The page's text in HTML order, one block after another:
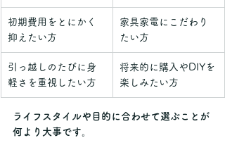
初期費用をとにかく
抑えたい方
家具家電にこだわり
たい方
引っ越しのたびに身
軽さを重視したい方
将来的に購入やDIYを
楽しみたい方
ライフスタイルや目的に合わせて選ぶことが
何より大事です。